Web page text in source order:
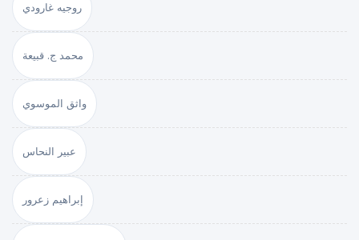
روجيه غارودي
محمد ج. قبيعة
واثق الموسوي
عبير النحاس
إبراهيم زعرور